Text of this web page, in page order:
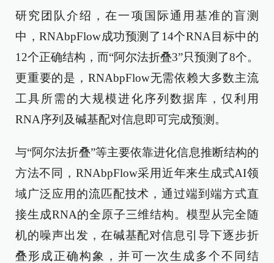
研究团队介绍，在一项国际通用基准的盲测
中，RNAbpFlow成功预测了14个RNA目标中的
12个正确结构，而“阿尔法折叠3”只预测了8个。
更重要的是，RNAbpFlow无需依赖大多数主流
工具所需的大规模进化序列数据库，仅利用
RNA序列及碱基配对信息即可完成预测。
与“阿尔法折叠”等主要依靠进化信息推断结构的
方法不同，RNAbpFlow采用近年来生成式AI领
域广泛应用的流匹配技术，通过端到端方式直
接生成RNA的全原子三维结构。模型从完全随
机的噪声出发，在碱基配对信息引导下逐步折
叠形成正确构象，并可一次生成多个不同结